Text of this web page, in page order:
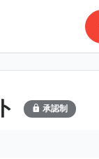
承認制